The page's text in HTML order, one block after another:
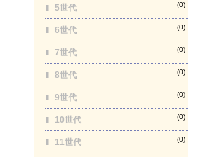
5世代 (0)
6世代 (0)
7世代 (0)
8世代 (0)
9世代 (0)
10世代 (0)
11世代 (0)